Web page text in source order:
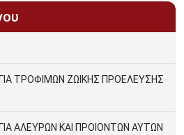
ΤΡΟΦΙΜΩΝ ΖΩΙΚΗΣ ΠΡΟΕΛΕΥΣΗΣ
ΑΛΕΥΡΩΝ ΚΑΙ ΠΡΟΙΟΝΤΩΝ ΑΥΤΩΝ